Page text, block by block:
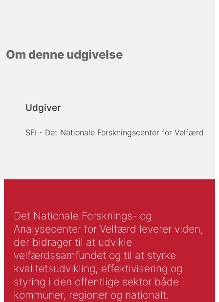
Om denne udgivelse
Udgiver
SFI - Det Nationale Forskningscenter for Velfærd
Det Nationale Forsknings- og
Analysecenter for Velfærd leverer viden,
der bidrager til at udvikle
velfærdssamfundet og til at styrke
kvalitetsudvikling, effektivisering og
styring i den offentlige sektor både i
kommuner, regioner og nationalt.